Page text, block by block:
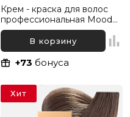
Крем - краска для волос
профессиональная Mood
7/44 Русый Интенсивный
медный, 100 мл
В корзину
+73 бонуса
Хит